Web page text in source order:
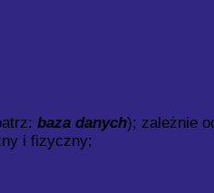
baza danych); zależnie
i fizyczny;